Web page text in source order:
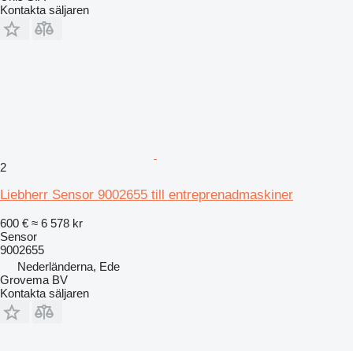
Kontakta säljaren
2
Liebherr Sensor 9002655 till entreprenadmaskiner
600 € ≈ 6 578 kr
Sensor
9002655
Nederländerna, Ede
Grovema BV
Kontakta säljaren